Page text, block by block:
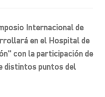
Internacional de
en el Hospital de
con la participación de
distintos puntos del